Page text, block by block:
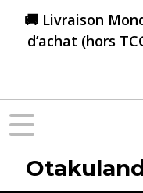
🚚 Livraison
d’achat (hors